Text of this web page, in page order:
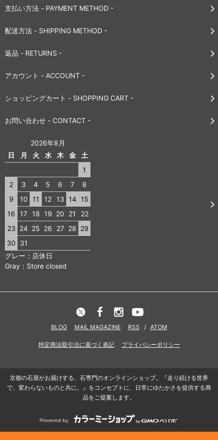
支払い方法 - PAYMENT METHOD -
配送方法 - SHIPPING METHOD -
返品 - RETURNS -
アカウント - ACCOUNT -
ショッピングカート - SHOPPING CART -
お問い合わせ - CONTACT -
2026年8月
日
月 火 水 木 金
土
1
2
3 4 5 6 7
8
9
10 11 12 13 14
15
16
17 18 19 20 21
22
23 24 25 26 27 28 29
30
31
グレー：店休日
Gray：Store closed
BLOG MAIL MAGAZINE RSS / ATOM
特定商法取引法に基づく表記 プライバシーポリシー
京都の石屋がお届けする、石専門のオンラインショップ。『走り続ける世界
で、変わらないものと共に。』をコンセプトに、日常にゆたかさを提供する商
品をご提案します。
Powered by